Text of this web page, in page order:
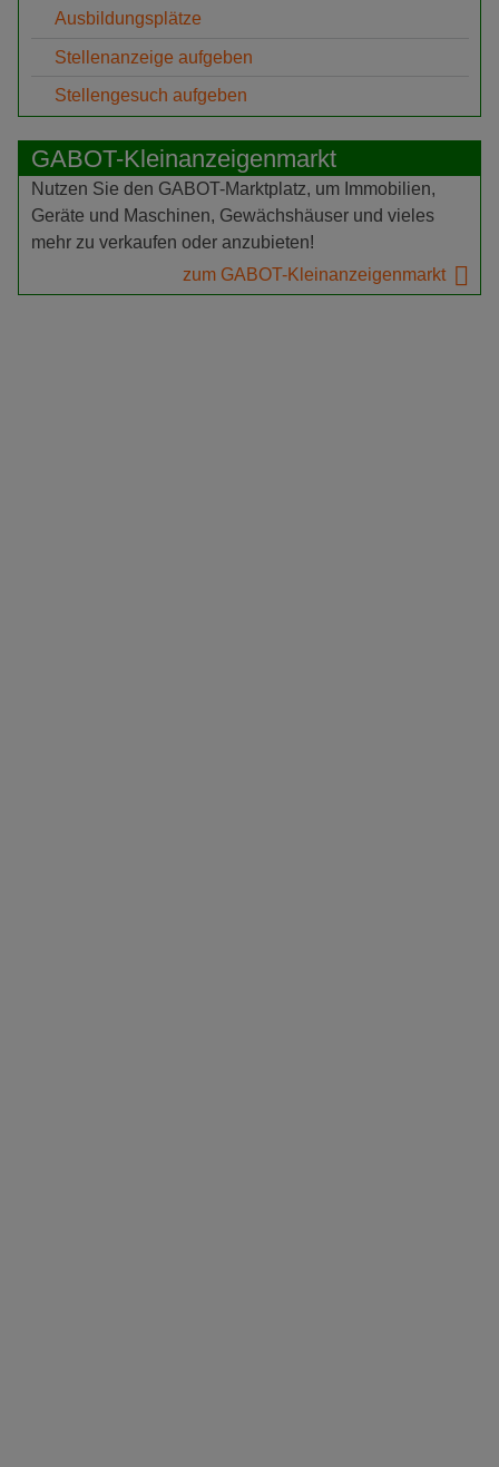
Ausbildungsplätze
Stellenanzeige aufgeben
Stellengesuch aufgeben
GABOT-Kleinanzeigenmarkt
Nutzen Sie den GABOT-Marktplatz, um Immobilien,
Geräte und Maschinen, Gewächshäuser und vieles
mehr zu verkaufen oder anzubieten!
zum GABOT-Kleinanzeigenmarkt